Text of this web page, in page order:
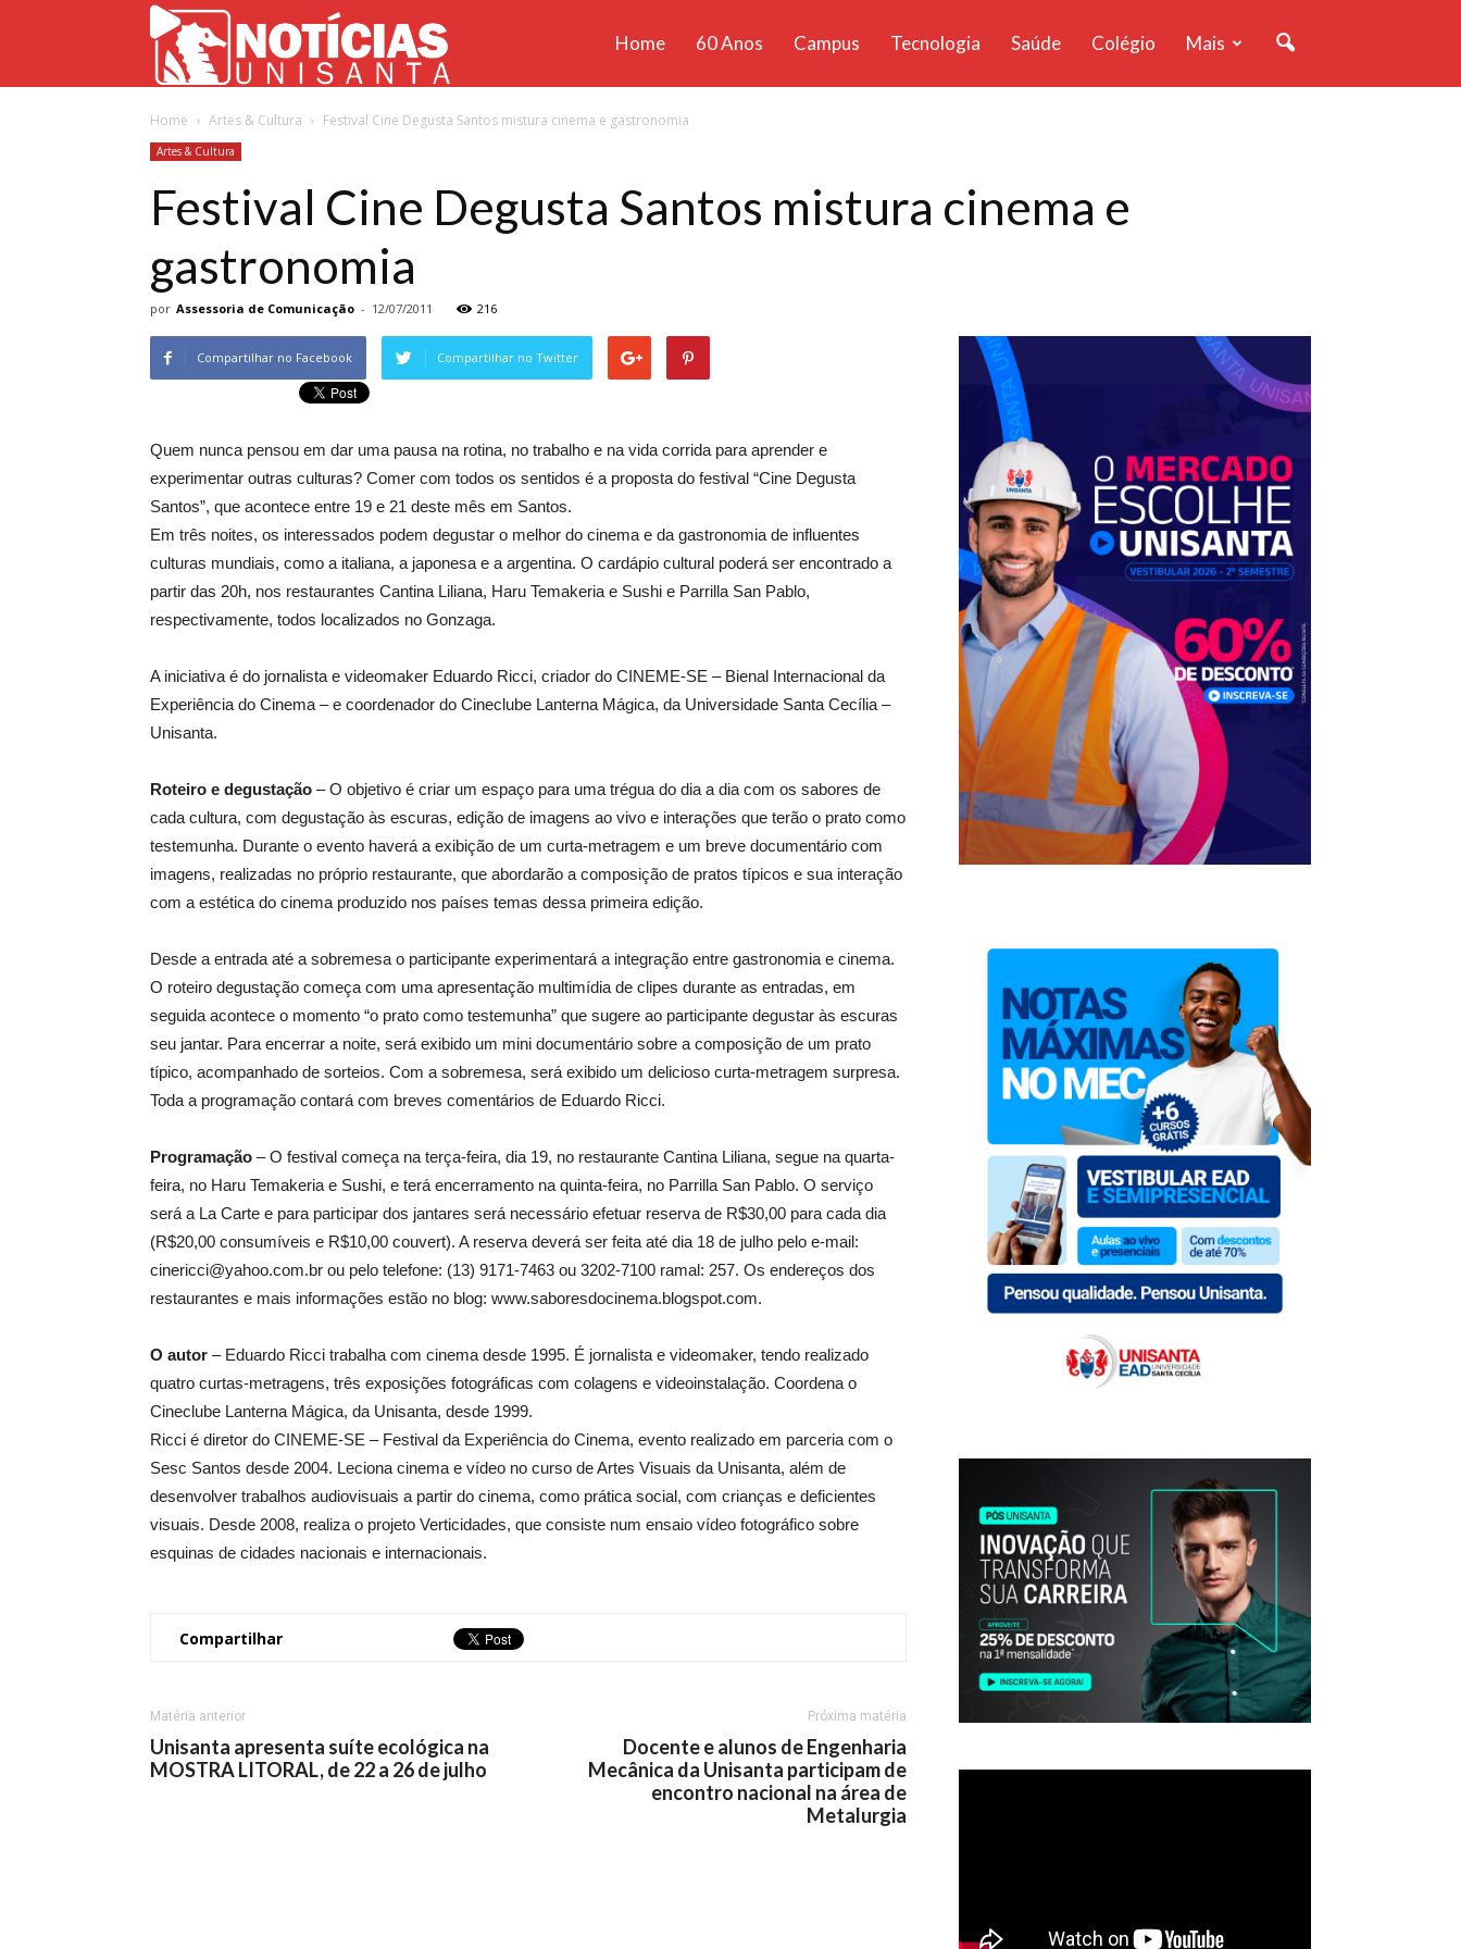
Unisanta
Home 60 Anos Campus Tecnologia Saúde Colégio Mais
Home Artes & Cultura Festival Cine Degusta Santos mistura cinema e gastronomia
Artes & Cultura
Festival Cine Degusta Santos mistura cinema e
gastronomia
por Assessoria de Comunicação - 12/07/2011 216
Compartilhar no Facebook Compartilhar no Twitter
Quem nunca pensou em dar uma pausa na rotina, no trabalho e na vida corrida para aprender e
experimentar outras culturas? Comer com todos os sentidos é a proposta do festival “Cine Degusta
Santos”, que acontece entre 19 e 21 deste mês em Santos.
Em três noites, os interessados podem degustar o melhor do cinema e da gastronomia de influentes
culturas mundiais, como a italiana, a japonesa e a argentina. O cardápio cultural poderá ser encontrado a
partir das 20h, nos restaurantes Cantina Liliana, Haru Temakeria e Sushi e Parrilla San Pablo,
respectivamente, todos localizados no Gonzaga.
A iniciativa é do jornalista e videomaker Eduardo Ricci, criador do CINEME-SE – Bienal Internacional da
Experiência do Cinema – e coordenador do Cineclube Lanterna Mágica, da Universidade Santa Cecília –
Unisanta.
Roteiro e degustação – O objetivo é criar um espaço para uma trégua do dia a dia com os sabores de
cada cultura, com degustação às escuras, edição de imagens ao vivo e interações que terão o prato como
testemunha. Durante o evento haverá a exibição de um curta-metragem e um breve documentário com
imagens, realizadas no próprio restaurante, que abordarão a composição de pratos típicos e sua interação
com a estética do cinema produzido nos países temas dessa primeira edição.
Desde a entrada até a sobremesa o participante experimentará a integração entre gastronomia e cinema.
O roteiro degustação começa com uma apresentação multimídia de clipes durante as entradas, em
seguida acontece o momento “o prato como testemunha” que sugere ao participante degustar às escuras
seu jantar. Para encerrar a noite, será exibido um mini documentário sobre a composição de um prato
típico, acompanhado de sorteios. Com a sobremesa, será exibido um delicioso curta-metragem surpresa.
Toda a programação contará com breves comentários de Eduardo Ricci.
Programação – O festival começa na terça-feira, dia 19, no restaurante Cantina Liliana, segue na quarta-
feira, no Haru Temakeria e Sushi, e terá encerramento na quinta-feira, no Parrilla San Pablo. O serviço
será a La Carte e para participar dos jantares será necessário efetuar reserva de R$30,00 para cada dia
(R$20,00 consumíveis e R$10,00 couvert). A reserva deverá ser feita até dia 18 de julho pelo e-mail:
cinericci@yahoo.com.br ou pelo telefone: (13) 9171-7463 ou 3202-7100 ramal: 257. Os endereços dos
restaurantes e mais informações estão no blog: www.saboresdocinema.blogspot.com.
O autor – Eduardo Ricci trabalha com cinema desde 1995. É jornalista e videomaker, tendo realizado
quatro curtas-metragens, três exposições fotográficas com colagens e videoinstalação. Coordena o
Cineclube Lanterna Mágica, da Unisanta, desde 1999.
Ricci é diretor do CINEME-SE – Festival da Experiência do Cinema, evento realizado em parceria com o
Sesc Santos desde 2004. Leciona cinema e vídeo no curso de Artes Visuais da Unisanta, além de
desenvolver trabalhos audiovisuais a partir do cinema, como prática social, com crianças e deficientes
visuais. Desde 2008, realiza o projeto Verticidades, que consiste num ensaio vídeo fotográfico sobre
esquinas de cidades nacionais e internacionais.
Compartilhar
Matéria anterior
Unisanta apresenta suíte ecológica na
MOSTRA LITORAL, de 22 a 26 de julho
Próxima matéria
Docente e alunos de Engenharia
Mecânica da Unisanta participam de
encontro nacional na área de
Metalurgia